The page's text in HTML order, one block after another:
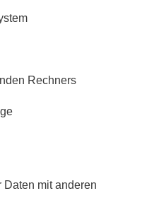
Rechners
Daten mit anderen